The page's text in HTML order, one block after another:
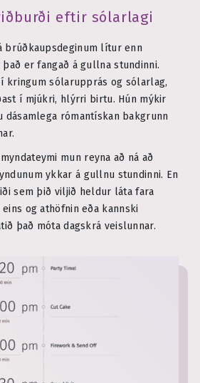
eftir sólarlagi
brúðkaupsdeginum lítur enn
er fangað á gullna stundinni.
kringum sólarupprás og sólarlag,
í mjúkri, hlýrri birtu. Hún mýkir
rómantískan bakgrunn
mun reyna að ná að
ykkar á gullnu stundinni. En
sem þið viljið heldur láta fara
og athöfnin eða kannski
það móta dagskrá veislunnar.